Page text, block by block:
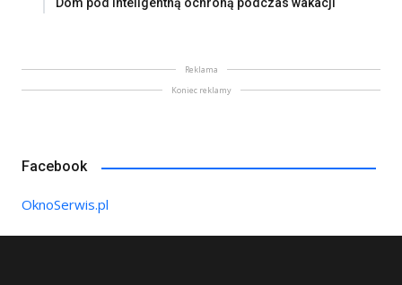
Dom pod inteligentną ochroną podczas wakacji
Reklama
Koniec reklamy
Facebook
OknoSerwis.pl